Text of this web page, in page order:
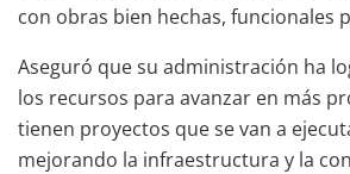
con obras bien hechas, funcionales
Aseguró que su administración ha
los recursos para avanzar en más
tienen proyectos que se van a
mejorando la infraestructura y la